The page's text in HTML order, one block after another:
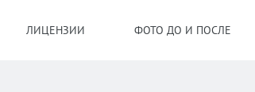
ЛИЦЕНЗИИ ФОТО ДО И ПОСЛЕ